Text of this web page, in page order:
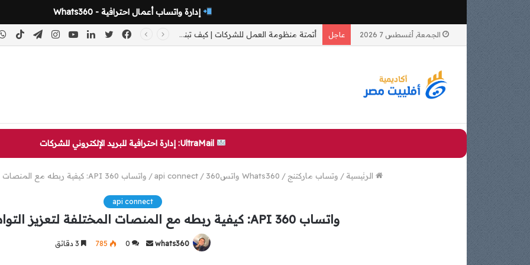
إدارة واتساب أعمال احترافية - Whats360
الجمعة, أغسطس 7 2026 عاجل أتمتة منظومة العمل للشركات | كيف تبني نظام تشغيل لا يتوقف عند غياب الموظفين وتضمن استمرارية النمو تيلقرامانستقراميوتيوبلينكدإن تويتر
فيسبوك
UltraMail: إدارة احترافية للبريد الإلكتروني للشركات
الرئيسية / وتساب ماركتنج / Whats360 واتس360 /
api connect
/ واتساب 360 API: كيفية ربطه مع المنصات المختلفة لتعزيز التواصل مع العملاء
api connect
واتساب 360 API: كيفية ربطه مع المنصات المختلفة لتعزيز التواصل مع العملاء
whats360
أرسل0
785